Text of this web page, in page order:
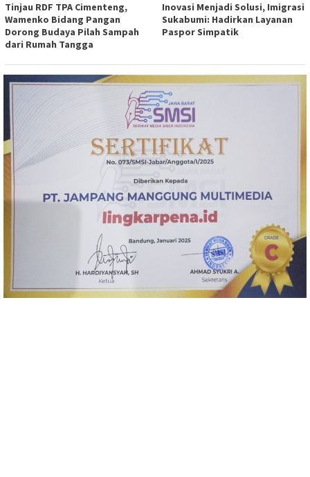
Tinjau RDF TPA Cimenteng,
Wamenko Bidang Pangan
Dorong Budaya Pilah Sampah
dari Rumah Tangga
Inovasi Menjadi Solusi, Imigrasi
Sukabumi: Hadirkan Layanan
Paspor Simpatik